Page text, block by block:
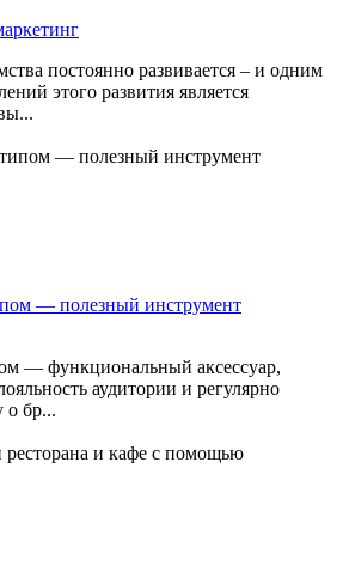
постоянно развивается – и одним
этого развития является
— полезный инструмент
— функциональный аксессуар,
аудитории и регулярно
о бр...